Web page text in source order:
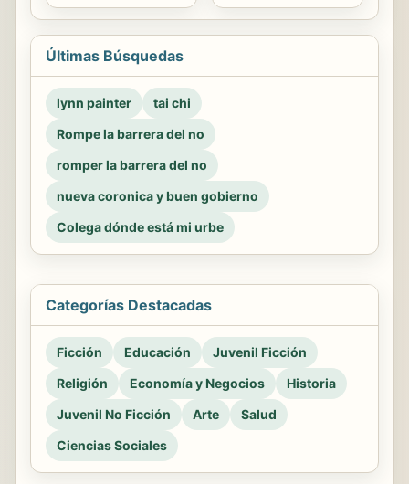
Últimas Búsquedas
lynn painter
tai chi
Rompe la barrera del no
romper la barrera del no
nueva coronica y buen gobierno
Colega dónde está mi urbe
Categorías Destacadas
Ficción Educación
Juvenil Ficción
Religión
Economía y Negocios
Historia
Juvenil No Ficción
Arte
Salud
Ciencias Sociales